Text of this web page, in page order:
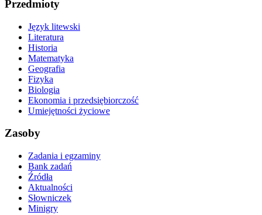
Przedmioty
Język litewski
Literatura
Historia
Matematyka
Geografia
Fizyka
Biologia
Ekonomia i przedsiębiorczość
Umiejętności życiowe
Zasoby
Zadania i egzaminy
Bank zadań
Źródła
Aktualności
Słowniczek
Minigry